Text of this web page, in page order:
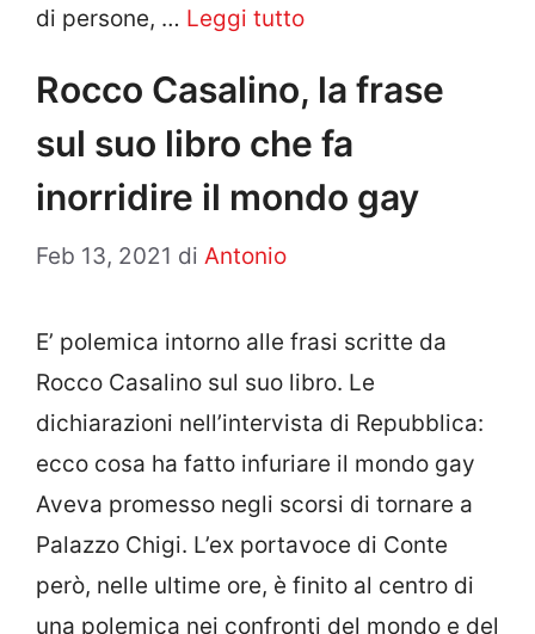
di persone, … Leggi tutto
Rocco Casalino, la frase
sul suo libro che fa
inorridire il mondo gay
Feb 13, 2021 di Antonio
E’ polemica intorno alle frasi scritte da
Rocco Casalino sul suo libro. Le
dichiarazioni nell’intervista di Repubblica:
ecco cosa ha fatto infuriare il mondo gay
Aveva promesso negli scorsi di tornare a
Palazzo Chigi. L’ex portavoce di Conte
però, nelle ultime ore, è finito al centro di
una polemica nei confronti del mondo e del